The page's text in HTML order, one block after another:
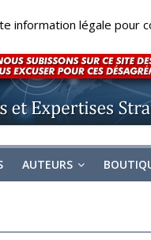
AUTEURS
information légale pour